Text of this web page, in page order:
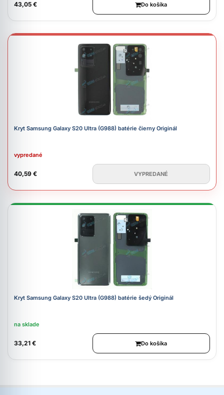
43,05 € Do košíka
Kryt Samsung Galaxy S20 Ultra (G988) batérie čierny Originál
vypredané
40,59 € VYPREDANÉ
Kryt Samsung Galaxy S20 Ultra (G988) batérie šedý Originál
na sklade
33,21 € Do košíka